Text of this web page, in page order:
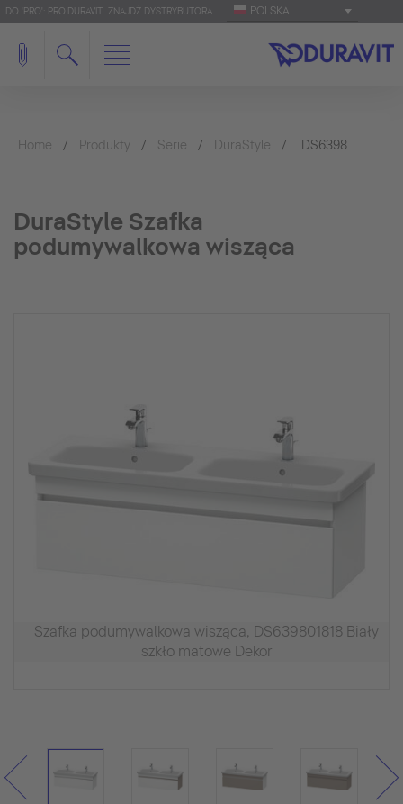
DO 'PRO': PRO.DURAVIT ZNAJDŹ DYSTRYBUTORA POLSKA
Home Produkty Serie DuraStyle DS6398
DuraStyle Szafka
podumywalkowa wisząca
Szafka podumywalkowa wisząca, DS639801818 Biały
szkło matowe Dekor